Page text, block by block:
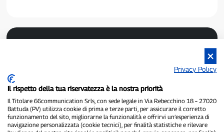
P300.it es un periódico independiente.
Número de registro 1/2021 del 1/2/2021 - Juzgado de Pavía.
Propietario y editor:66communication Srls- NIF 02798890188.
Redactor jefe:Alessandro Secchi- Subdirector:Federico Benedusi.
Privacy Policy
Il rispetto della tua riservatezza è la nostra priorità
Il Titolare 66communication Srls, con sede legale in Via Rebecchino 18 – 27020
Battuda (PV) utilizza cookie di prima e terze parti, per assicurare il corretto
funzionamento del sito, migliorarne la funzionalità e offrirvi un’esperienza di
navigazione personalizzata (cookie tecnici), per finalità statistiche e rilevare